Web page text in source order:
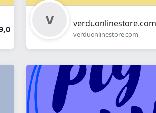
verduonlinestore.com
verduonlinestore.com